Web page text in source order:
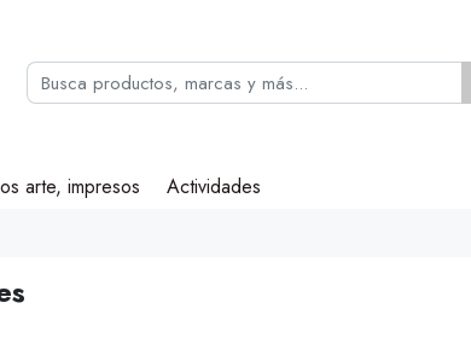
arte, impresos Actividades